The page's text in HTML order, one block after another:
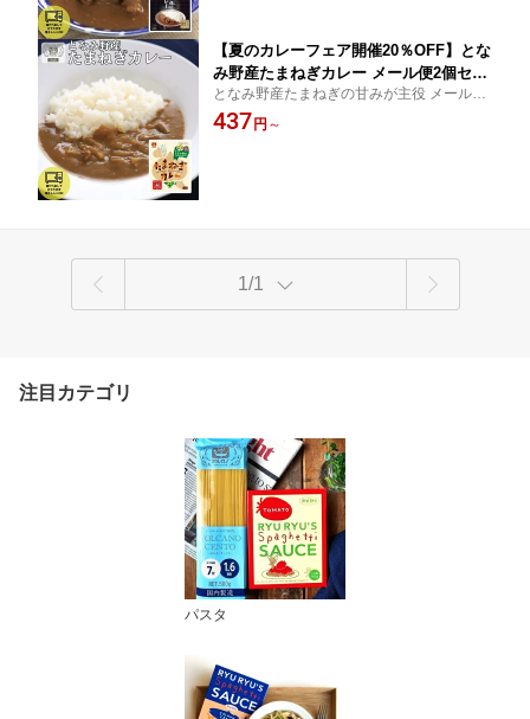
【夏のカレーフェア開催20％OFF】とな
み野産たまねぎカレー メール便2個セッ
トなら送料込みでお得 国産玉ねぎ使用
メール便 送料無料 買い回り 濃厚仕立て
となみ野産たまねぎの甘みが主役 メール便
2個セットなら送料込みでお得！じっくり炒
めたコクとやさしい旨みが広がる野菜の美
437 円 ～
1/1
注目カテゴリ
パスタ